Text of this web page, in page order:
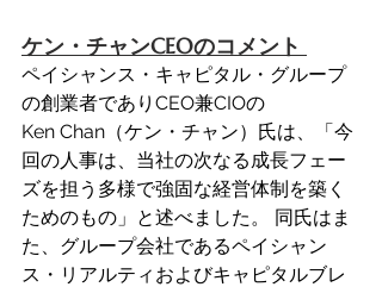
ケン・チャンCEOのコメント
ペイシャンス・キャピタル・グループ
の創業者でありCEO兼CIOの
Ken Chan（ケン・チャン）氏は、「今
回の人事は、当社の次なる成長フェー
ズを担う多様で強固な経営体制を築く
ためのもの」と述べました。 同氏はま
た、グループ会社であるペイシャン
ス・リアルティおよびキャピタルブレ